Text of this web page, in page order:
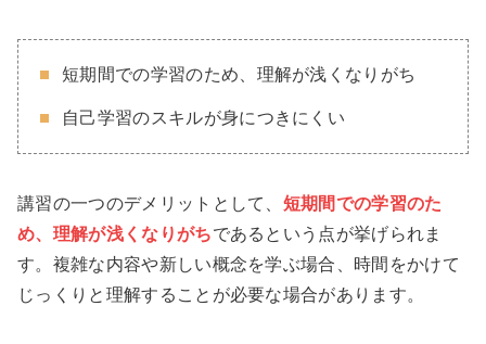
短期間での学習のため、理解が浅くなりがち
自己学習のスキルが身につきにくい
講習の一つのデメリットとして、 短期間での学習のた
め、理解が浅くなりがちであるという点が挙げられま
す。複雑な内容や新しい概念を学ぶ場合、時間をかけて
じっくりと理解することが必要な場合があります。